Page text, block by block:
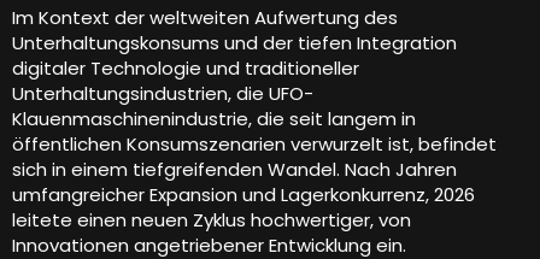
Im Kontext der weltweiten Aufwertung des
Unterhaltungskonsums und der tiefen Integration
digitaler Technologie und traditioneller
Unterhaltungsindustrien, die UFO-
Klauenmaschinenindustrie, die seit langem in
öffentlichen Konsumszenarien verwurzelt ist, befindet
sich in einem tiefgreifenden Wandel. Nach Jahren
umfangreicher Expansion und Lagerkonkurrenz, 2026
leitete einen neuen Zyklus hochwertiger, von
Innovationen angetriebener Entwicklung ein.